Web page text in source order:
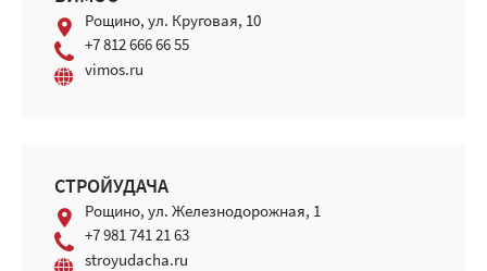
Рощино, ул. Круговая, 10
+7 812 666 66 55
vimos.ru
СТРОЙУДАЧА
Рощино, ул. Железнодорожная, 1
+7 981 741 21 63
stroyudacha.ru